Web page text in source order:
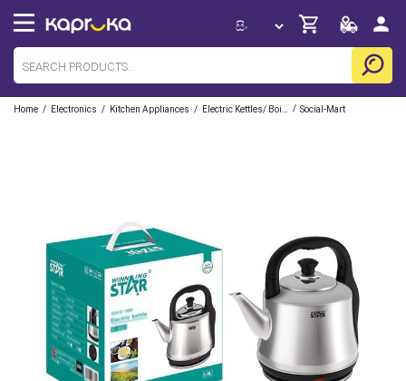
Home / Electronics / Kitchen Appliances / / Social-Mart